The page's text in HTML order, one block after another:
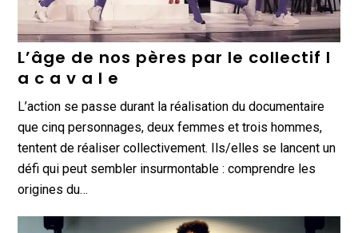
L’âge de nos pères par le collectif l
a c a v a l e
L’action se passe durant la réalisation du documentaire
que cinq personnages, deux femmes et trois hommes,
tentent de réaliser collectivement. Ils/elles se lancent un
défi qui peut sembler insurmontable : comprendre les
origines du…